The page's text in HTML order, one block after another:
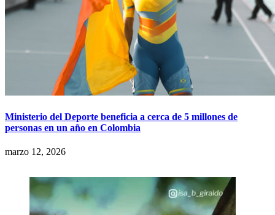
Ministerio del Deporte beneficia a cerca de 5 millones de
personas en un año en Colombia
marzo 12, 2026